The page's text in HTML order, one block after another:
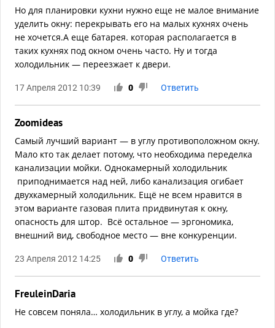
Но для планировки кухни нужно еще не малое внимание
уделить окну: перекрывать его на малых кухнях очень
не хочется.А еще батарея. которая располагается в
таких кухнях под окном очень часто. Ну и тогда
холодильник — переезжает к двери.
17 Апреля 2012 10:39 0 Ответить
Zoomideas
Самый лучший вариант — в углу противоположном окну.
Мало кто так делает потому, что необходима переделка
канализации мойки. Однокамерный холодильник
приподнимается над ней, либо канализация огибает
двухкамерный холодильник. Ещё не всем нравится в
этом варианте газовая плита придвинутая к окну,
опасность для штор. Всё остальное — эргономика,
внешний вид, свободное место — вне конкуренции.
23 Апреля 2012 14:25 0 Ответить
FreuleinDaria
Не совсем поняла… холодильник в углу, а мойка где?